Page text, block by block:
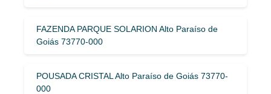
FAZENDA PARQUE SOLARION Alto Paraíso de
Goiás 73770-000
POUSADA CRISTAL Alto Paraíso de Goiás 73770-
000